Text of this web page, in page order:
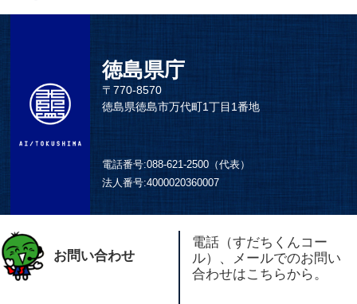
徳島県庁
〒770-8570
徳島県徳島市万代町1丁目1番地
電話番号:088-621-2500（代表）
法人番号:4000020360007
お問い合わせ
電話（すだちくんコー
ル）、メールでのお問い
合わせはこちらから。